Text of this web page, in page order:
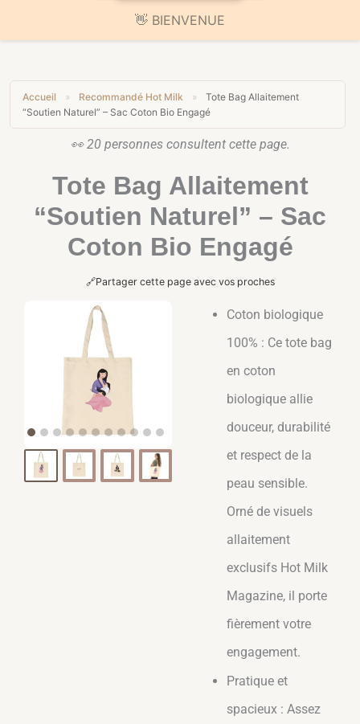
🚚 Livraison offerte sur toute la boutique
Accueil » Recommandé Hot Milk »
Tote Bag Allaitement
“Soutien Naturel” – Sac Coton Bio Engagé
👀20personnes consultent cette page.
Tote Bag Allaitement
“Soutien Naturel” – Sac
Coton Bio Engagé
🔗Partager cette page avec vos proches
Coton biologique
100% : Ce tote bag
en coton
biologique allie
douceur, durabilité
et respect de la
peau sensible.
Orné de visuels
allaitement
exclusifs Hot Milk
Magazine, il porte
fièrement votre
engagement.
Pratique et
spacieux : Assez